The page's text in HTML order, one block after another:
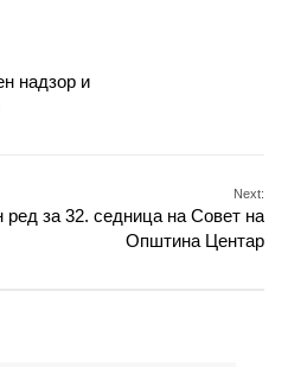
надзор и
Next:
ред за 32. седница на Совет на
Општина Центар